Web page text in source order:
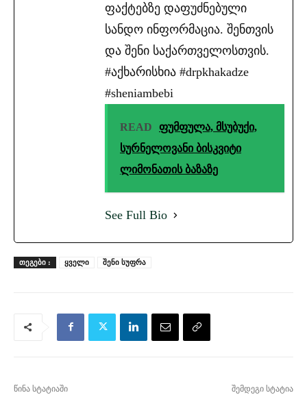
ფაქტებზე დაფუძნებული
სანდო ინფორმაცია. შენთვის
და შენი საქართველოსთვის.
#აქხარისხია #drpkhakadze
#sheniambebi
READ
ფუმფულა, მსუბუქი,
სურნელოვანი ბისკვიტი
ლიმონათის ბაზაზე
See Full Bio
ᲗᲔᲒᲔᲑᲘ : ყველი შენი სუფრა
წინა სტატიაში შემდეგი სტატია